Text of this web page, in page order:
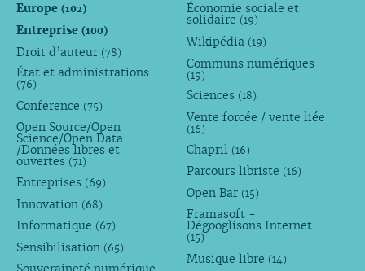
Europe (102)
Entreprise (100)
Droit d’auteur (78)
État et administrations
(76)
Conference (75)
Open Source/Open
Science/Open Data
/Données libres et
ouvertes (71)
Entreprises (69)
Innovation (68)
Informatique (67)
Sensibilisation (65)
Économie sociale et
solidaire (19)
Wikipédia (19)
Communs numériques
(19)
Sciences (18)
Vente forcée / vente liée
(16)
Chapril (16)
Parcours libriste (16)
Open Bar (15)
Framasoft -
Dégooglisons Internet
(15)
Musique libre (14)